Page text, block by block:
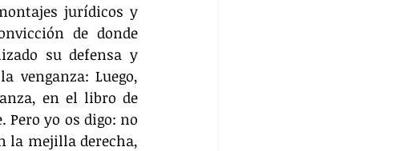
jurídicos y
de donde
su defensa y
venganza: Luego,
en el libro de
Pero yo os digo: no
la mejilla derecha,